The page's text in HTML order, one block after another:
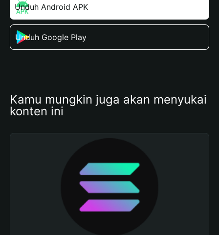
Unduh Android APK
Unduh Google Play
Kamu mungkin juga akan menyukai
konten ini